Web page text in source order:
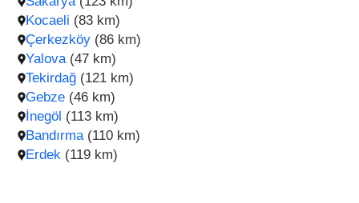
Tekirdağ (121 km)
Gebze (46 km)
Kocaeli (83 km)
İnegöl (113 km)
Çerkezköy (86 km)
Bandırma (110 km)
Yalova (47 km)
Erdek (119 km)